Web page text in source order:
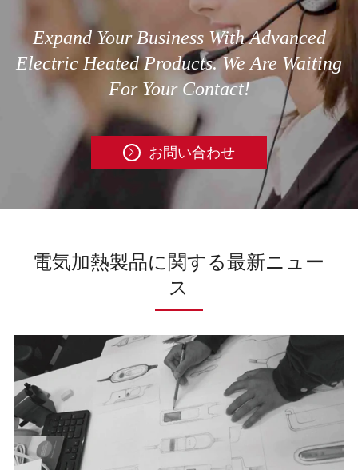
Expand Your Business With Advanced
Electric Heated Products. We Are Waiting
For Your Contact!
 お問い合わせ
電気加熱製品に関する最新ニュー
ス